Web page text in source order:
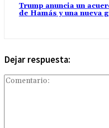
Trump anuncia un
de Hamás y una nueva
Dejar respuesta: